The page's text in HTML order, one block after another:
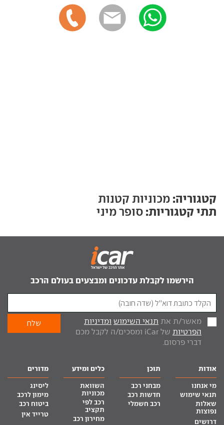
קטגוריה: מכוניות קטנות
תתי קטגוריות: סופר מיני
הירשמו לקבלת עדכונים ומבצעים בעולם הרכב
מאשר/ת את תנאי השימוש ומדיניות
הפרטיות
של iCar ומסכים/ה לקבל מכם
דברי פרסום.
אודות
מי אנחנו
תנאי שימוש
שאלות
נפוצות
דרושים
תוכן
מבחני רכב
חדשות רכב
רכב חשמלי
כלים ומידע
השוואת
מכוניות
רכב לפי
תקציב
מחירון רכב
מדורים
ליסינג
מימון לרכב
ביטוח רכב
טרייד אין